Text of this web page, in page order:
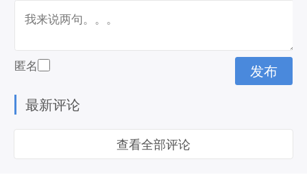
匿名
最新评论
查看全部评论